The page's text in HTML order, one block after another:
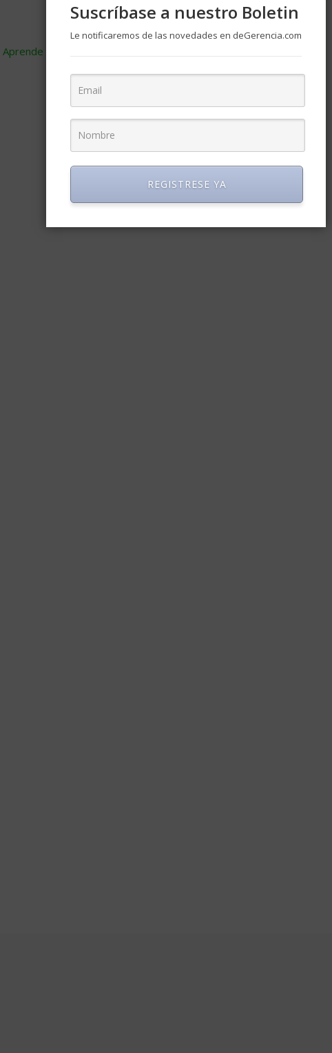
Aprende cómo se procesan los datos de tus comentarios
Suscríbase a nuestro Boletin
Le notificaremos de las novedades en deGerencia.com
REGISTRESE YA